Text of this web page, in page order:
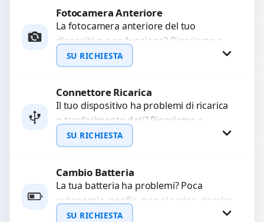
Richiedi Preventivo
WhatsApp
Fotocamera Anteriore
La fotocamera anteriore del tuo
dispositivo non funziona? Ripariamo o
sostituiamo fotocamere guaste con
problemi come immagini sfocate, messa
SU RICHIESTA
Richiedi Preventivo
WhatsApp
Connettore Ricarica
Il tuo dispositivo ha problemi di ricarica
o trasferimento dati? Ripariamo o
sostituiamo connettori di ricarica guasti,
rotti, allentati, danneggiati,...
SU RICHIESTA
Richiedi Preventivo
WhatsApp
Cambio Batteria
La tua batteria ha problemi? Poca
autonomia, gonfia, non si carica, ricarica
lenta o cicli di ricarica esauriti?
SU RICHIESTA